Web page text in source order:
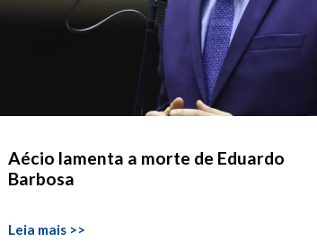
Aécio lamenta a morte de Eduardo
Barbosa
Leia mais >>